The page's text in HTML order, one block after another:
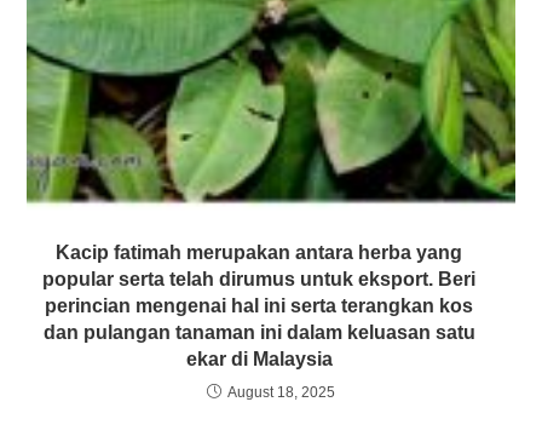
Kacip fatimah merupakan antara herba yang
popular serta telah dirumus untuk eksport. Beri
perincian mengenai hal ini serta terangkan kos
dan pulangan tanaman ini dalam keluasan satu
ekar di Malaysia
August 18, 2025